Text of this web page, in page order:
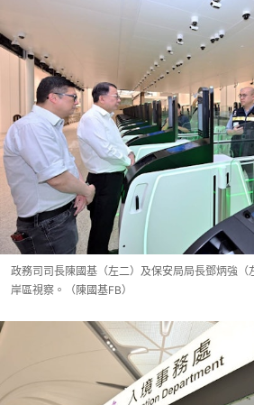
政務司司長陳國基（左二）及保安局局長鄧炳強（
岸區視察。（陳國基FB）